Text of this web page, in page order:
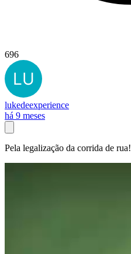
696
lukedeexperience
há 9 meses
Pela legalização da corrida de rua!